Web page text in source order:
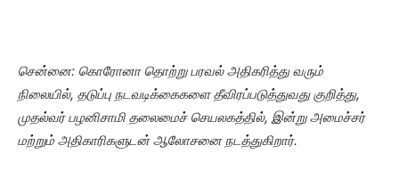
சென்னை: கொரோனா தொற்று பரவல் அதிகரித்து வரும்
நிலையில், தடுப்பு நடவடிக்கைகளை தீவிரப்படுத்துவது குறித்து,
முதல்வர் பழனிசாமி தலைமைச் செயலகத்தில், இன்று அமைச்சர்
மற்றும் அதிகாரிகளுடன் ஆலோசனை நடத்துகிறார்.